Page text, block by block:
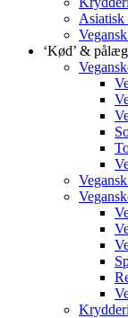
Asiatisk
‘Kød’ & pålæg